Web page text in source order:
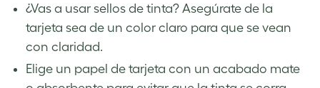
¿Vas a usar sellos de tinta? Asegúrate de la
tarjeta sea de un color claro para que se vean
con claridad.
Elige un papel de tarjeta con un acabado mate